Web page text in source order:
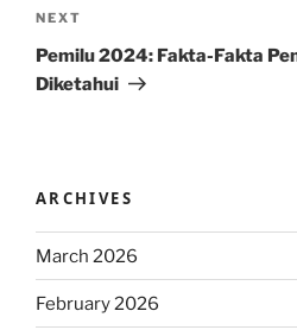
Next
Post
NEXT
Pemilu 2024: Fakta-Fakta
Diketahui
ARCHIVES
March 2026
February 2026